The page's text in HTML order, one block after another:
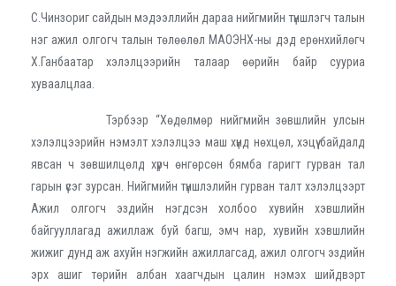
С.Чинзориг сайдын мэдээллийн дараа нийгмийн түншлэгч талын
нэг ажил олгогч талын төлөөлөл МАОЭНХ-ны дэд ерөнхийлөгч
Х.Ганбаатар хэлэлцээрийн талаар өөрийн байр сууриа
хуваалцлаа.
Тэрбээр “Хөдөлмөр нийгмийн зөвшлийн улсын
хэлэлцээрийн нэмэлт хэлэлцээ маш хүнд нөхцөл, хэцүү байдалд
явсан ч зөвшилцөлд хүрч өнгөрсөн бямба гаригт гурван тал
гарын үсэг зурсан. Нийгмийн түншлэлийн гурван талт хэлэлцээрт
Ажил олгогч эздийн нэгдсэн холбоо хувийн хэвшлийн
байгууллагад ажиллаж буй багш, эмч нар, хувийн хэвшлийн
жижиг дунд аж ахуйн нэгжийн ажиллагсад, ажил олгогч эздийн
эрх ашиг төрийн албан хаагчдын цалин нэмэх шийдвэрт